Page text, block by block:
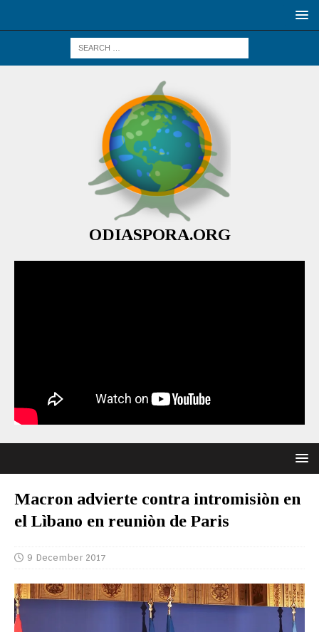
ODIASPORA.ORG
Macron advierte contra intromisiòn en
el Lìbano en reuniòn de Paris
9 December 2017